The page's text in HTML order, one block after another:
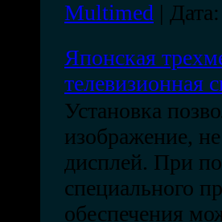
Multimed | Дата:
Японская
телевизионная
Установка
изображение,
дисплей. При
специального
обеспечения